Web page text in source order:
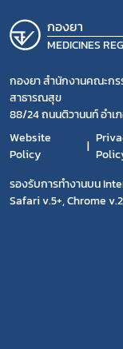
กองยา
MEDICINES
กองยา สำนักงานคณะกร
สาธารณสุข
88/24 ถนนติวานนท์ อำเ
Website
Policy
รองรับการทำงานบน
Safari v.5+, Chrome